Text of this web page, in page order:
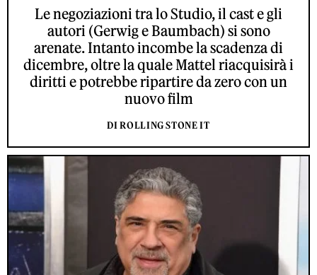
Le negoziazioni tra lo Studio, il cast e gli
autori (Gerwig e Baumbach) si sono
arenate. Intanto incombe la scadenza di
dicembre, oltre la quale Mattel riacquisirà i
diritti e potrebbe ripartire da zero con un
nuovo film
DI ROLLING STONE IT